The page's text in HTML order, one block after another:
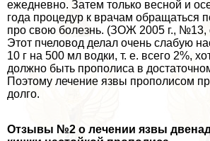
ежедневно. Затем только весной и
года процедур к врачам обращаться
про свою болезнь. (ЗОЖ 2005 г., №13,
Этот пчеловод делал очень слабую
10 г на 500 мл водки, т. е. всего 2%,
должно быть прополиса в
Поэтому лечение язвы прополисом
долго.
Отзывы №2 о лечении язвы